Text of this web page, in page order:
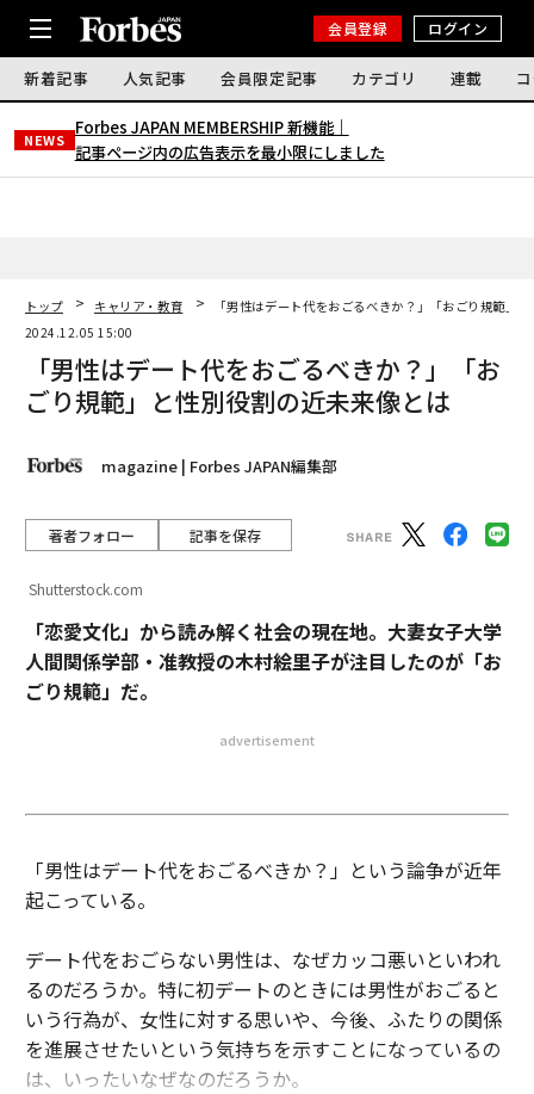
会員登録 ログイン
新着記事 人気記事 会員限定記事 カテゴリ 連載
NEWS
Forbes JAPAN MEMBERSHIP 新機能｜
記事ページ内の広告表示を最小限にしました
トップ キャリア・教育
「男性はデート代をおごるべきか？」「おごり規範」
2024.12.05 15:00
「男性はデート代をおごるべきか？」「お
ごり規範」と性別役割の近未来像とは
magazine | Forbes JAPAN編集部
著者フォロー 記事を保存
Shutterstock.com
「恋愛文化」から読み解く社会の現在地。大妻女子大学
人間関係学部・准教授の木村絵里子が注目したのが「お
ごり規範」だ。
advertisement
「男性はデート代をおごるべきか？」という論争が近年
起こっている。
デート代をおごらない男性は、なぜカッコ悪いといわれ
るのだろうか。特に初デートのときには男性がおごると
いう行為が、女性に対する思いや、今後、ふたりの関係
を進展させたいという気持ちを示すことになっているの
は、いったいなぜなのだろうか。